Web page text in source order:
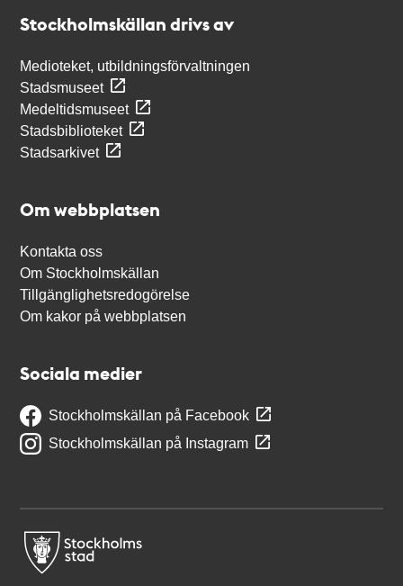
Stockholmskällan drivs av
Medioteket, utbildningsförvaltningen
Stadsmuseet
Medeltidsmuseet
Stadsbiblioteket
Stadsarkivet
Om webbplatsen
Kontakta oss
Om Stockholmskällan
Tillgänglighetsredogörelse
Om kakor på webbplatsen
Sociala medier
Stockholmskällan på Facebook
Stockholmskällan på Instagram